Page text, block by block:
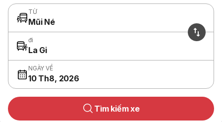
TỪ
Mũi Né
đi
La Gi
NGÀY VỀ
10 Th8, 2026
Tìm kiếm xe